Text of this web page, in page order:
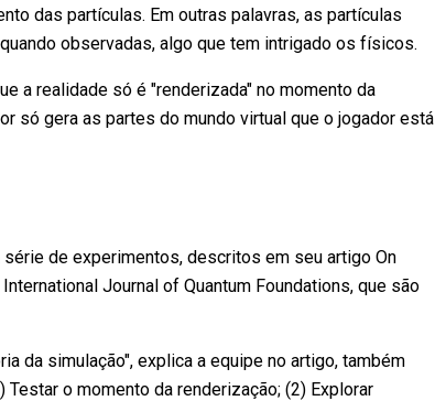
das partículas. Em outras palavras, as partículas
observadas, algo que tem intrigado os físicos.
a realidade só é "renderizada" no momento da
só gera as partes do mundo virtual que o jogador está
de experimentos, descritos em seu artigo On
Journal of Quantum Foundations, que são
da simulação", explica a equipe no artigo, também
o momento da renderização; (2) Explorar